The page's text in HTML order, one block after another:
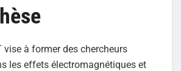
vise à former des chercheurs
les effets électromagnétiques et